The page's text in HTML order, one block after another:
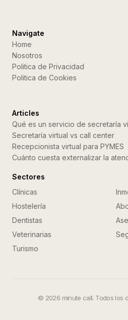
Navigate
Home
Nosotros
Politica de Privacidad
Politica de Cookies
Articles
Qué es un servicio de secretaría
Secretaría virtual vs call center
Recepcionista virtual para PYMES
Cuánto cuesta externalizar la
Sectores
Clínicas
Hostelería
Dentistas
Veterinarias
Turismo
© 2026 minute call. Todos los